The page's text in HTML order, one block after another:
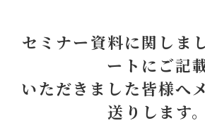
セミナー資料に関しま
ートにご記
いただきました皆様へ
送りします。